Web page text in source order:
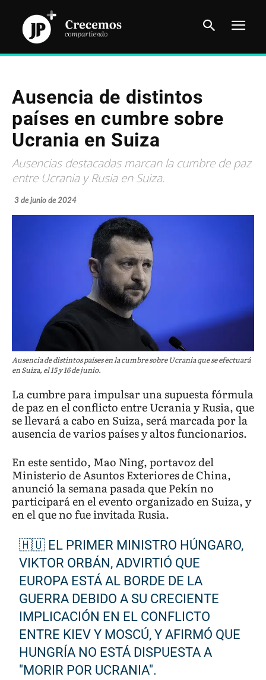
Ausencia de distintos
países en cumbre sobre
Ucrania en Suiza
Ausencias destacadas marcan la cumbre de paz
entre Ucrania y Rusia en Suiza.
3 de junio de 2024
Ausencia de distintos países en la cumbre sobre Ucrania que se efectuará
en Suiza, el 15 y 16 de junio.
La cumbre para impulsar una supuesta fórmula
de paz en el conflicto entre Ucrania y Rusia, que
se llevará a cabo en Suiza, será marcada por la
ausencia de varios países y altos funcionarios.
En este sentido, Mao Ning, portavoz del
Ministerio de Asuntos Exteriores de China,
anunció la semana pasada que Pekín no
participará en el evento organizado en Suiza, y
en el que no fue invitada Rusia.
🇭🇺 EL PRIMER MINISTRO HÚNGARO,
VIKTOR ORBÁN, ADVIRTIÓ QUE
EUROPA ESTÁ AL BORDE DE LA
GUERRA DEBIDO A SU CRECIENTE
IMPLICACIÓN EN EL CONFLICTO
ENTRE KIEV Y MOSCÚ, Y AFIRMÓ QUE
HUNGRÍA NO ESTÁ DISPUESTA A
"MORIR POR UCRANIA".